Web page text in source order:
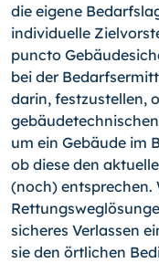
die eigene
individuelle
puncto
bei der
darin, festzustellen,
um ein Gebäude im
ob diese den
(noch) entsprechen.
sicheres Verlassen
sie den örtlichen